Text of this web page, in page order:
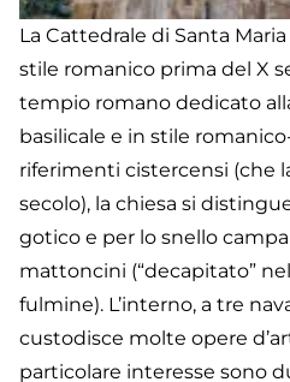
La Cattedrale di Santa
stile romanico prima del X
tempio romano dedicato
basilicale e in stile
riferimenti cistercensi (che
secolo), la chiesa si
gotico e per lo snello
mattoncini (“decapitato”
fulmine). L’interno, a tre
custodisce molte opere
particolare interesse sono